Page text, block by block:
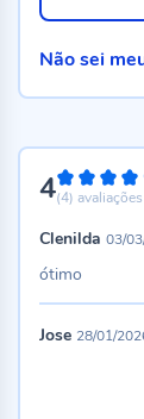
480%
(4) avaliações
Clenilda 03/
ótimo
Jose 28/01/
Não sei